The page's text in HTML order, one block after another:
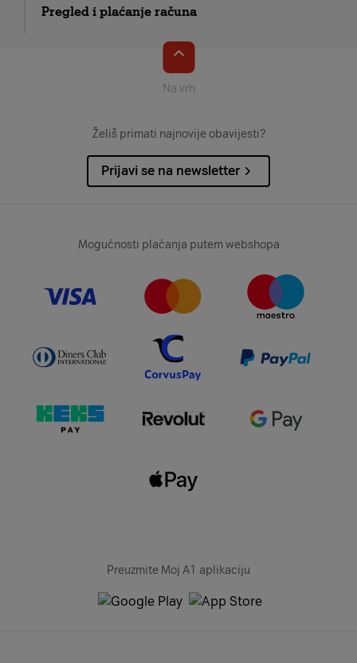
Pregled i plaćanje računa
Na vrh
Želiš primati najnovije obavijesti?
Prijavi se na newsletter
Mogućnosti plaćanja putem webshopa
Preuzmite Moj A1 aplikaciju